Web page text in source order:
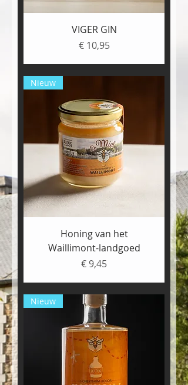
VIGER GIN
Prijs
€ 10,95
Nieuw
Honing van het
Waillimont-landgoed
Prijs
€ 9,45
Nieuw